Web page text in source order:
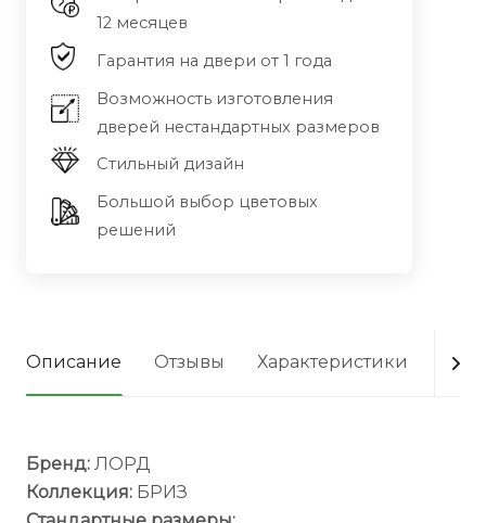
12 месяцев
Гарантия на двери от 1 года
Возможность изготовления
дверей нестандартных размеров
Стильный дизайн
Большой выбор цветовых
решений
Описание Отзывы Характеристики
Бренд: ЛОРД
Коллекция: БРИЗ